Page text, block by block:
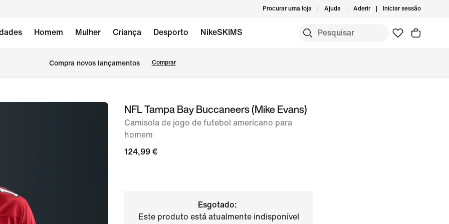
Procurar uma loja Ajuda Aderir Iniciar sessão
Homem Mulher Criança Desporto NikeSKIMS
Compra novos lançamentos Comprar
imagemNFL Tampa Bay Buccaneers (Mike Evans)
Camisola de jogo de futebol americano para
homem
124,99 €
Esgotado:
Este produto está atualmente indisponível